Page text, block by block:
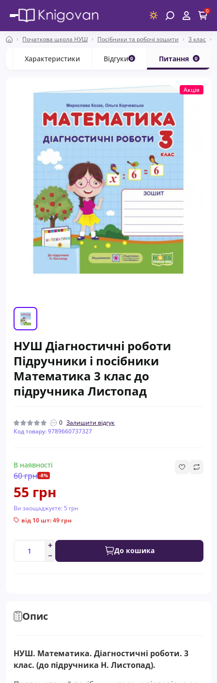
0
Початкова школа НУШ Посібники та робочі зошити 3 клас
Характеристики Відгуки 0 Питання 0
Акція
НУШ Діагностичні роботи
Пiдручники i посiбники
Математика 3 клас до
підручника Листопад
0 Залишити відгук
Код товару: 9789660737327
В наявності
60 грн -8%
55 грн
Ви заощаджуєте: 5 грн
від 10 шт: 49 грн
До кошика
Опис
НУШ. Математика. Діагностичні роботи. 3
клас. (до підручника Н. Листопад).